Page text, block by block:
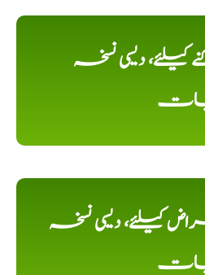
کیلئے، دیسی نسخہ
کیلئے، دیسی نسخہ